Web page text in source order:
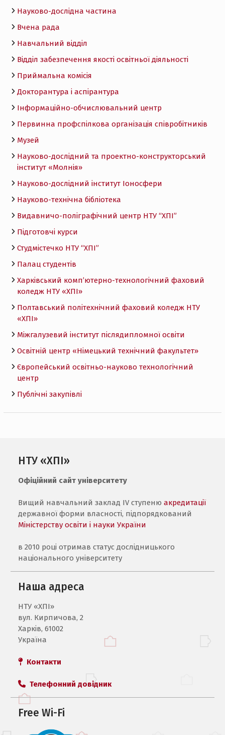
Науково-дослідна частина
Вчена рада
Навчальний відділ
Відділ забезпечення якості освітньої діяльності
Приймальна комісія
Докторантура і аспірантура
Інформаційно-обчислювальний центр
Первинна профспілкова організація співробітників
Музей
Науково-дослідний та проектно-конструкторський
інститут «Молнія»
Науково-дослідний інститут Іоносфери
Науково-технічна бібліотека
Видавничо-поліграфічний центр НТУ “ХПІ”
Підготовчі курси
Студмістечко НТУ “ХПІ”
Палац студентів
Харківський комп’ютерно-технологічний фаховий
коледж НТУ «ХПI»
Полтавський політехнічний фаховий коледж НТУ
«ХПI»
Міжгалузевий інститут післядипломної освіти
Освітній центр «Німецький технічний факультет»
Європейський освітньо-науково технологічний
центр
Публічні закупівлі
НТУ «ХПІ»
Офіційний сайт університету
Вищий навчальний заклад IV ступенюакредитації
державної форми власності, підпорядкований
Міністерству освіти і науки України
в 2010 році отримав статус дослідницького
національного університету
Наша адреса
НТУ «ХПI»
вул. Кирпичова, 2
Харків, 61002
Україна
Контакти
Телефонний довідник
Free Wi-Fi